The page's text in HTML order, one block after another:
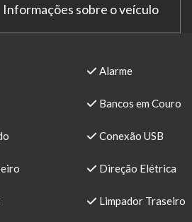
Informações sobre o veículo
Alarme
Bancos em Couro
Conexão USB
Direção Elétrica
Limpador Traseiro